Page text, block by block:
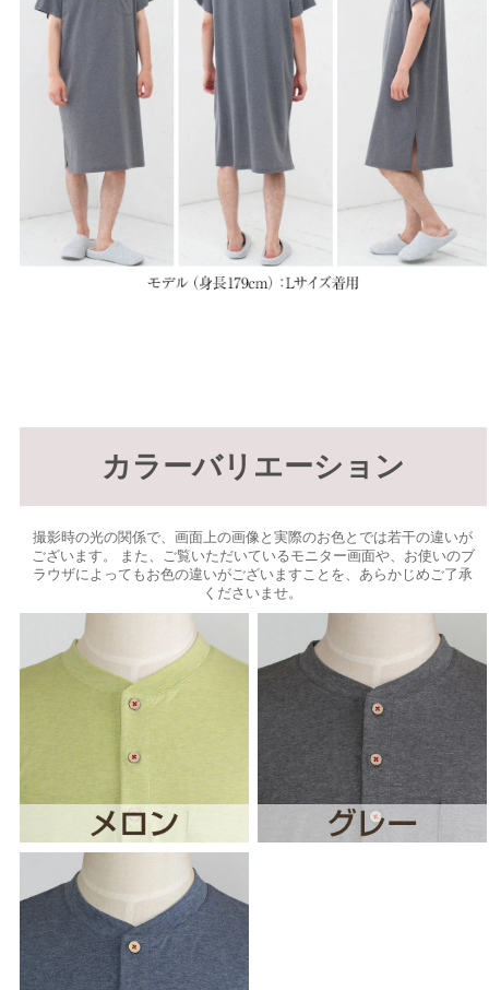
カラーバリエーション
撮影時の光の関係で、画面上の画像と実際のお色とでは若干の違いが
ございます。 また、ご覧いただいているモニター画面や、お使いのブ
ラウザによってもお色の違いがございますことを、あらかじめご了承
くださいませ。